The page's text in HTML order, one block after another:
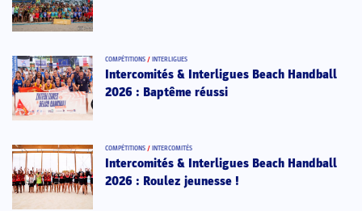
COMPÉTITIONS / INTERLIGUES
Intercomités & Interligues Beach Handball
2026 : Baptême réussi
COMPÉTITIONS / INTERCOMITÉS
Intercomités & Interligues Beach Handball
2026 : Roulez jeunesse !